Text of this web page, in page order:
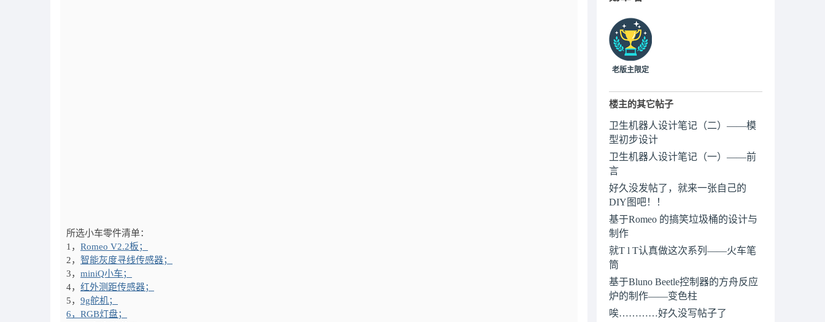
所选小车零件清单：
1， Romeo V2.2板；
2， 智能灰度寻线传感器；
3， miniQ小车；
4， 红外测距传感器；
5， 9g舵机；
6，RGB灯盘；
老版主限定
楼主的其它帖子
卫生机器人设计笔记（二）——模
型初步设计
卫生机器人设计笔记（一）——前
言
好久没发帖了，就来一张自己的
DIY图吧！！
基于Romeo 的搞笑垃圾桶的设计与
制作
就T l T认真做这次系列——火车笔
筒
基于Bluno Beetle控制器的方舟反应
炉的制作——变色柱
唉…………好久没写帖子了